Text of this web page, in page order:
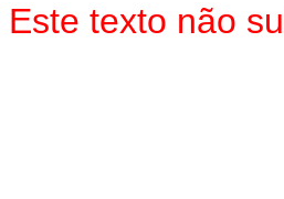
Este texto não